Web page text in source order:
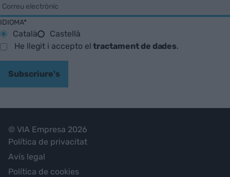
IDIOMA*
Català
Castellà
He llegit i accepto eltractament de dades.
Subscriure's
© VIA Empresa 2026
Política de privacitat
Avís legal
Política de cookies